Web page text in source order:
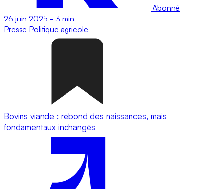
Abonné
26 juin 2025 - 3 min
Presse Politique agricole
Bovins viande : rebond des naissances, mais
fondamentaux inchangés